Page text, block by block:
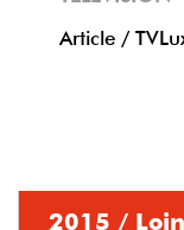
Article /
2015 /